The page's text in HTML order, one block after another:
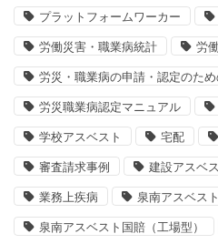
プラットフォームワーカー
労働災害・職業病統計 労
労災・職業病の申請・認定のため
労災職業病認定マニュアル
学校アスベスト 宅配
審査請求事例 建設アスベ
業務上疾病 泉南アスベスト
泉南アスベスト国賠（工場型）